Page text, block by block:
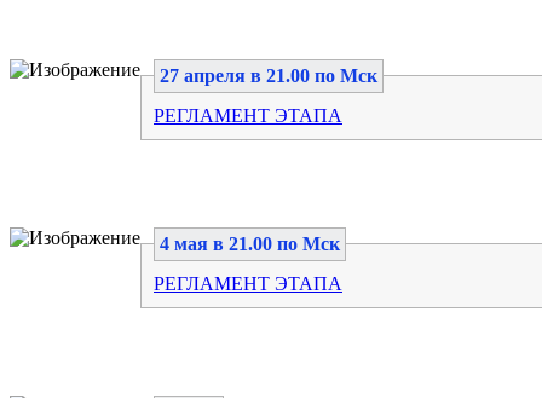
27 апреля в 21.00 по Мск
РЕГЛАМЕНТ ЭТАПА
4 мая в 21.00 по Мск
РЕГЛАМЕНТ ЭТАПА